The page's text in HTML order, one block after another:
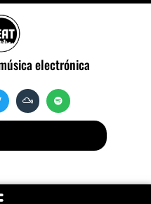
electrónica